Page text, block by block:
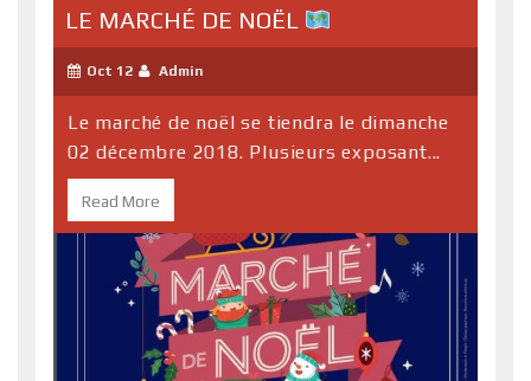
LE MARCHÉ DE NOËL
Oct 12 Admin
Le marché de noël se tiendra le dimanche
02 décembre 2018. Plusieurs exposant...
Read More